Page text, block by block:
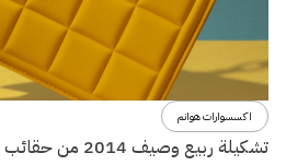
اكسسوارات هوانم
تشكيلة ربيع وصيف 2014 من حقائب اليد